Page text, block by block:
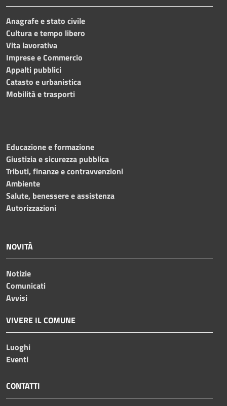
Anagrafe e stato civile
Cultura e tempo libero
Vita lavorativa
Imprese e Commercio
Appalti pubblici
Catasto e urbanistica
Mobilità e trasporti
Educazione e formazione
Giustizia e sicurezza pubblica
Tributi, finanze e contravvenzioni
Ambiente
Salute, benessere e assistenza
Autorizzazioni
NOVITÀ
Notizie
Comunicati
Avvisi
VIVERE IL COMUNE
Luoghi
Eventi
CONTATTI